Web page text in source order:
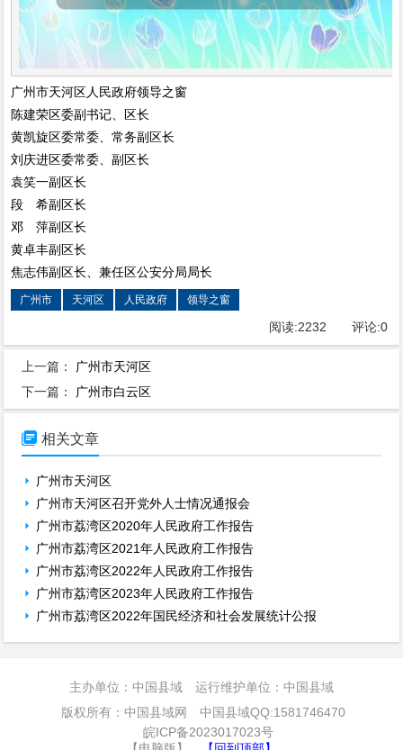
广州市天河区人民政府领导之窗
陈建荣区委副书记、区长
黄凯旋区委常委、常务副区长
刘庆进区委常委、副区长
袁笑一副区长
段 希副区长
邓 萍副区长
黄卓丰副区长
焦志伟副区长、兼任区公安分局局长
广州市 天河区 人民政府 领导之窗
阅读:2232 评论:0
上一篇： 广州市天河区
下一篇： 广州市白云区
 相关文章
广州市天河区
广州市天河区召开党外人士情况通报会
广州市荔湾区2020年人民政府工作报告
广州市荔湾区2021年人民政府工作报告
广州市荔湾区2022年人民政府工作报告
广州市荔湾区2023年人民政府工作报告
广州市荔湾区2022年国民经济和社会发展统计公报
主办单位：中国县域 运行维护单位：中国县域
版权所有：中国县域网 中国县域QQ:1581746470
皖ICP备2023017023号